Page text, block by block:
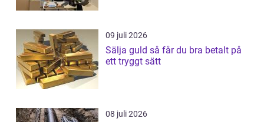
09 juli 2026
Sälja guld så får du bra betalt på
ett tryggt sätt
08 juli 2026